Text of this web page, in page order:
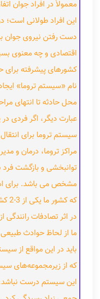
معمولاً در افراد جوان
این افراد طولانی است؛
دست رفتن نیروی جوان
اقتصادی و چه معنوی
کشورهای پیشرفته
نام «سیستم تروما»
محل حادثه تا انتهای
عبارت دیگر، اگر فردی
سیستم تروما برای
مراکز تروما، درمان و
توانبخشی و بازگشت فرد
مشخص می باشد. برای
که
در اثر تصادفات
ما از لحاظ حوادث طبیعی
باید در این مواقع از
که از زیرمجموعه‌های
این سیستم درست